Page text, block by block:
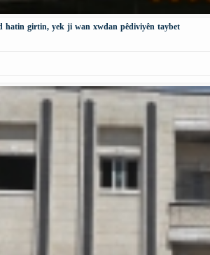
girtin, yek ji wan xwdan pêdiviyên taybet